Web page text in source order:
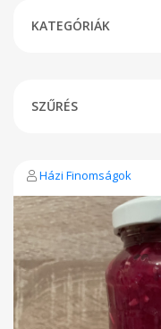
KATEGÓRIÁK
SZŰRÉS
Házi Finomságok